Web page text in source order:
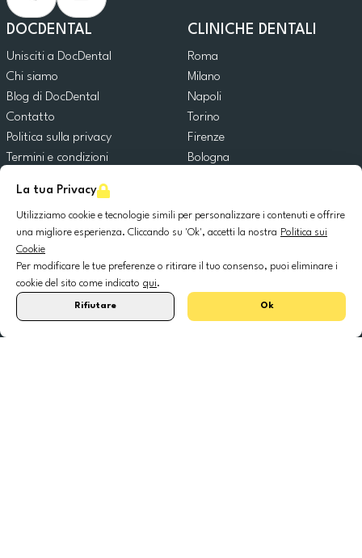
La tua Privacy
Utilizziamo cookie e tecnologie simili per personalizzare i contenuti e offrire
una migliore esperienza. Cliccando su 'Ok', accetti la nostra Politica sui
Cookie
Per modificare le tue preferenze o ritirare il tuo consenso, puoi eliminare i
cookie del sito come indicato qui.
Rifiutare Ok
DOCDENTAL
Unisciti a DocDental
Chi siamo
Blog di DocDental
Contatto
Politica sulla privacy
Termini e condizioni
CLINICHE DENTALI
Roma
Milano
Napoli
Torino
Firenze
Bologna
DENTISTI
Milano
Napoli
Torino
Firenze
SPECIALITÀ
Ortodonzia
Radiologia orale
Endodonzia
Protesi